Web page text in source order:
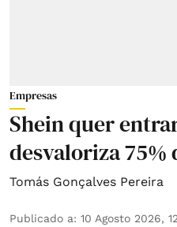
Empresas
Shein quer
desvaloriza 75%
Tomás Gonçalves Pereira
Publicado a: 10 Agosto 2026,